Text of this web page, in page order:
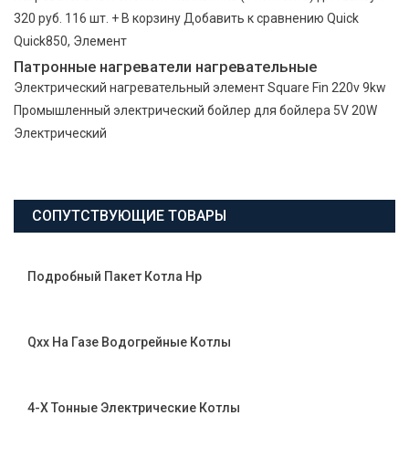
320 руб. 116 шт. + В корзину Добавить к сравнению Quick
Quick850, Элемент
Патронные нагреватели нагревательные
Электрический нагревательный элемент Square Fin 220v 9kw
Промышленный электрический бойлер для бойлера 5V 20W
Электрический
СОПУТСТВУЮЩИЕ ТОВАРЫ
Подробный Пакет Котла Hp
Qxx На Газе Водогрейные Котлы
4-Х Тонные Электрические Котлы